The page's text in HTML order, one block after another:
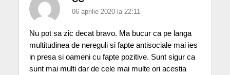
06 aprilie 2020 la 22:11
Nu pot sa zic decat bravo. Ma bucur ca pe langa
multitudinea de nereguli si fapte antisociale mai ies
in presa si oameni cu fapte pozitive. Sunt sigur ca
sunt mai multi dar de cele mai multe ori acestia